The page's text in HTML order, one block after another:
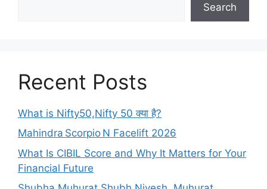
Search
Recent Posts
What is Nifty50,Nifty 50 क्या है?
Mahindra Scorpio N Facelift 2026
What Is CIBIL Score and Why It Matters for Your
Financial Future